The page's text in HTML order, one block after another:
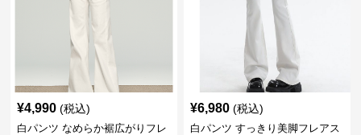
¥4,990 (税込)
白パンツ なめらか裾広がりフレ
¥6,980 (税込)
白パンツ すっきり美脚フレアス